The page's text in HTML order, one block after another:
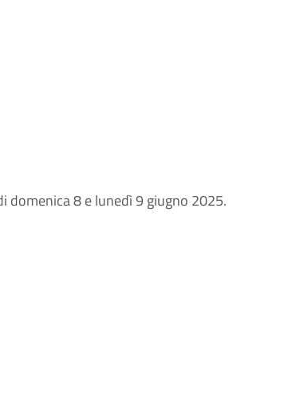
domenica 8 e lunedì 9 giugno 2025.